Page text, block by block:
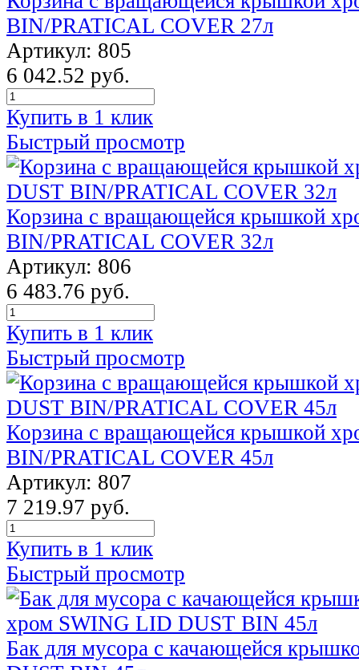
BIN/PRATICAL COVER 27л
Артикул: 805
6 042.52 руб.
Купить в 1 клик
Быстрый просмотр
Корзина с вращающейся крышкой
BIN/PRATICAL COVER 32л
Артикул: 806
6 483.76 руб.
Купить в 1 клик
Быстрый просмотр
Корзина с вращающейся крышкой
BIN/PRATICAL COVER 45л
Артикул: 807
7 219.97 руб.
Купить в 1 клик
Быстрый просмотр
Бак для мусора с качающейся